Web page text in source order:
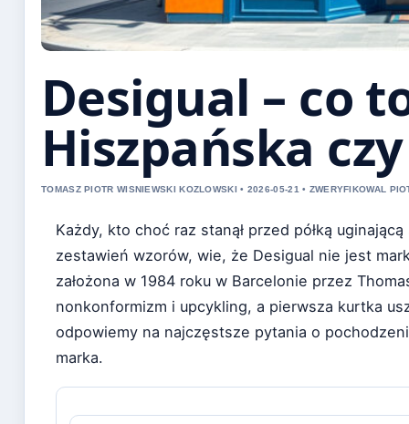
Desigual – co
Hiszpańska
TOMASZ PIOTR WISNIEWSKI KOZLOWSKI • 2026-05-21 • ZWERYFIKOWAL
Każdy, kto choć raz stanął przed półką
zestawień wzorów, wie, że Desigual nie jest
założona w 1984 roku w Barcelonie przez
nonkonformizm i upcykling, a pierwsza kurtka
odpowiemy na najczęstsze pytania o
marka.